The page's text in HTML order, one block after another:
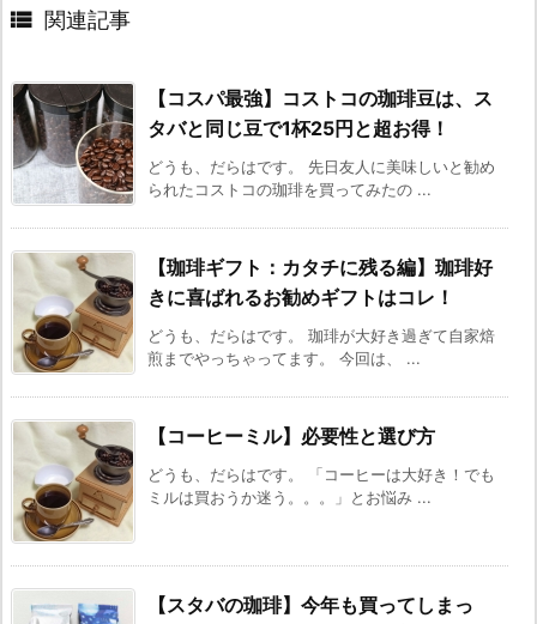
 関連記事
【コスパ最強】コストコの珈琲豆は、ス
タバと同じ豆で1杯25円と超お得！
どうも、だらはです。 先日友人に美味しいと勧め
られたコストコの珈琲を買ってみたの ...
【珈琲ギフト：カタチに残る編】珈琲好
きに喜ばれるお勧めギフトはコレ！
どうも、だらはです。 珈琲が大好き過ぎて自家焙
煎までやっちゃってます。 今回は、 ...
【コーヒーミル】必要性と選び方
どうも、だらはです。 「コーヒーは大好き！でも
ミルは買おうか迷う。。。」とお悩み ...
【スタバの珈琲】今年も買ってしまっ